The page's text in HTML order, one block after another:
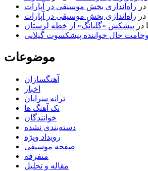
در راه‌اندازی بخش موسیقی در آپارات
در راه‌اندازی بخش موسیقی در آپارات
در پیشکش «گلبانگ» از خطه لرستان
وخامت حال خواننده پیشکسوت گیلانی
موضوعات
آهنگسازان
اخبار
ترانه سرایان
تک آهنگ ها
خوانندگان
دسته‌بندی نشده
رویداد ویژه
صفحه موسیقی
متفرقه
مقاله و تحلیل